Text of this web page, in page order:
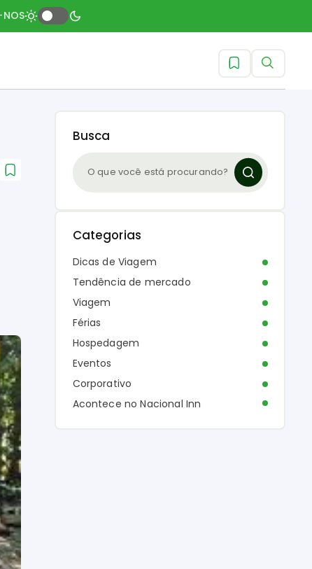
Busca
Categorias
Dicas de Viagem
Tendência de mercado
Viagem
Férias
Hospedagem
Eventos
Corporativo
Acontece no Nacional Inn